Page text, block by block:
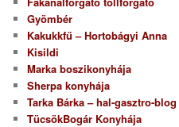
Gyömbér
Kakukkfű – Hortobágyi Anna
Kisildi
Marka boszikonyhája
Sherpa konyhája
Tarka Bárka – hal-gasztro-blog
TücsökBogár Konyhája